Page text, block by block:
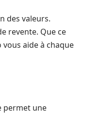
des valeurs.
revente. Que ce
aide à chaque
permet une